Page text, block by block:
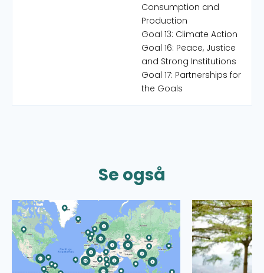
Consumption and
Production
Goal 13: Climate Action
Goal 16: Peace, Justice
and Strong Institutions
Goal 17: Partnerships for
the Goals
Se også
Read more about CISU's World Map Read more